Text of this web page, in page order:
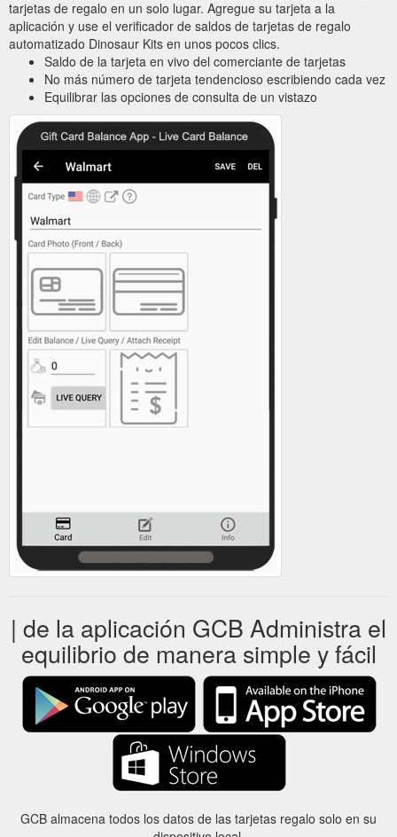
tarjetas de regalo en un solo lugar. Agregue su tarjeta a la
aplicación y use el verificador de saldos de tarjetas de regalo
automatizado Dinosaur Kits en unos pocos clics.
Saldo de la tarjeta en vivo del comerciante de tarjetas
No más número de tarjeta tendencioso escribiendo cada vez
Equilibrar las opciones de consulta de un vistazo
| de la aplicación GCB Administra el
equilibrio de manera simple y fácil
GCB almacena todos los datos de las tarjetas regalo solo en su